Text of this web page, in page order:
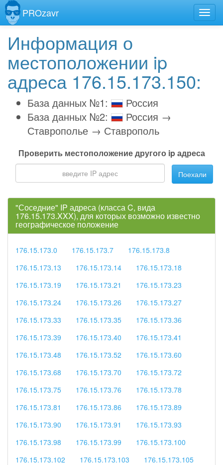
PROzavr
Информация о
местоположении ip
адреса 176.15.173.150:
База данных №1:
Россия
База данных №2:
Россия →
Ставрополье → Ставрополь
Проверить местоположение другого ip адреса
Поехали
"Соседние" IP адреса (класса C, вида
176.15.173.XXX), для которых возможно известно
географическое положение
176.15.173.0 176.15.173.7
176.15.173.8
176.15.173.13
176.15.173.14
176.15.173.18
176.15.173.19
176.15.173.21
176.15.173.23
176.15.173.24
176.15.173.26
176.15.173.27
176.15.173.33
176.15.173.35
176.15.173.36
176.15.173.39
176.15.173.40
176.15.173.41
176.15.173.48
176.15.173.52
176.15.173.60
176.15.173.68
176.15.173.70
176.15.173.72
176.15.173.75
176.15.173.76
176.15.173.78
176.15.173.81
176.15.173.86
176.15.173.89
176.15.173.90
176.15.173.91
176.15.173.93
176.15.173.98
176.15.173.99
176.15.173.100
176.15.173.102
176.15.173.103
176.15.173.105